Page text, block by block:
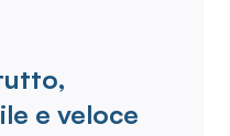
e veloce